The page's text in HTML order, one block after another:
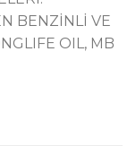
BENZİNLİ VE
OIL, MB